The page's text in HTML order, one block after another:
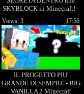
SKYBLOCK in Minecraft! -
BIG SKYBLOCK Ep.13
IL PROGETTO PIU'
GRANDE DI SEMPRE - BIG
VANILLA 2 Minecraft
17:56
Views: 3